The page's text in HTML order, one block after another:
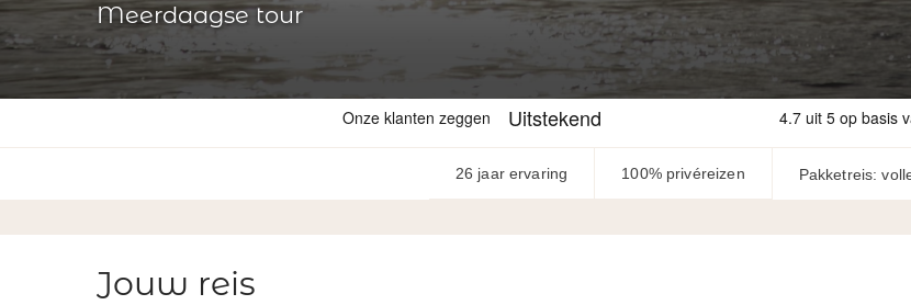
Meerdaagse tour
26 jaar ervaring 100% privéreizen Pakketreis:
Jouw reis